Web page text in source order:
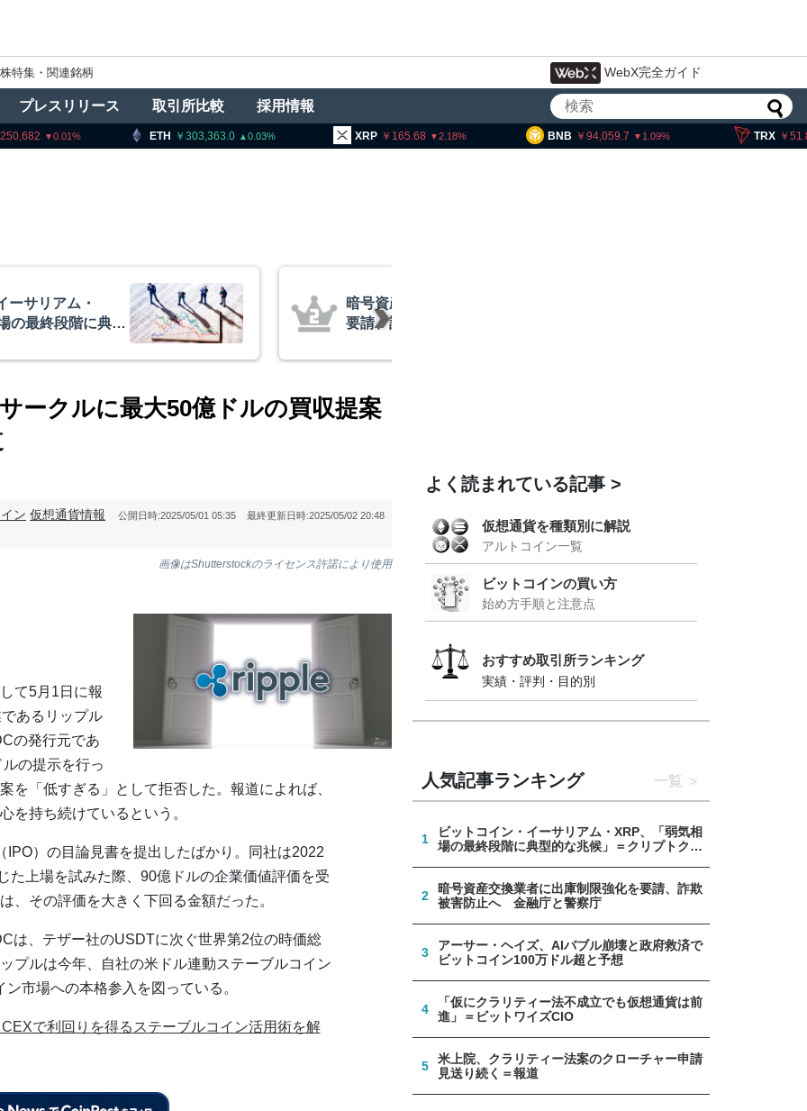
株特集・関連銘柄 WebX完全ガイド
プレスリリース 取引所比較 採用情報
ETH 303,363.0 XRP 165.68 BNB 94,059.7 TRX 51.88
出庫制限強化を
止へ 金融庁と警
アーサー・ヘイズ、AIバブル崩壊と
政府救済でビットコイン100万ドル
ークルに最大50億ドルの買収提案
ン 仮想通貨情報 公開日時:2025/05/01 05:35 最終更新日時:2025/05/02 20:48
画像はShutterstockのライセンス許諾により使用
て5月1日に報
あるリップル
の発行元であ
の提示を行っ
を「低すぎる」として拒否した。報道によれば、
を持ち続けているという。
）の目論見書を提出したばかり。同社は2022
た上場を試みた際、90億ドルの企業価値評価を受
、その評価を大きく下回る金額だった。
は、テザー社のUSDTに次ぐ世界第2位の時価総
プルは今年、自社の米ドル連動ステーブルコイン
市場への本格参入を図っている。
で利回りを得るステーブルコイン活用術を解
よく読まれている記事
仮想通貨を種類別に解説
アルトコイン一覧
ビットコインの買い方
始め方手順と注意点
おすすめ取引所ランキング
実績・評判・目的別
人気記事ランキング 一覧
1
ビットコイン・イーサリアム・XRP、「弱気相
場の最終段階に典型的な兆候」＝クリプトクア
2
暗号資産交換業者に出庫制限強化を要請、詐欺
被害防止へ 金融庁と警察庁
3
アーサー・ヘイズ、AIバブル崩壊と政府救済で
ビットコイン100万ドル超と予想
4
「仮にクラリティー法不成立でも仮想通貨は前
進」＝ビットワイズCIO
5
米上院、クラリティー法案のクローチャー申請
見送り続く＝報道